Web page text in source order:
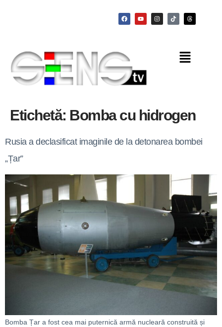
Etichetă: Bomba cu hidrogen
Rusia a declasificat imaginile de la detonarea bombei
„Țar”
Bomba Țar a fost cea mai puternică armă nucleară construită și